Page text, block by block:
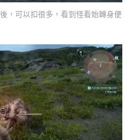
，可以扣很多，看到怪看始轉身便